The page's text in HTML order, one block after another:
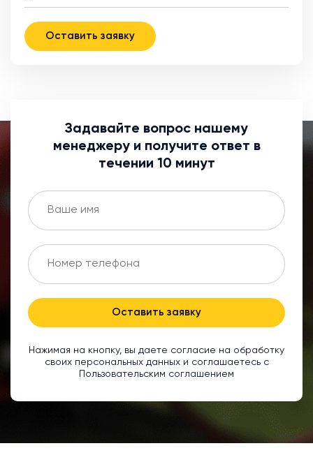
Оставить заявку
Задавайте вопрос нашему
менеджеру и получите ответ в
течении 10 минут
Оставить заявку
Нажимая на кнопку, вы даете согласие на обработку
своих персональных данных и соглашаетесь с
Пользовательским соглашением